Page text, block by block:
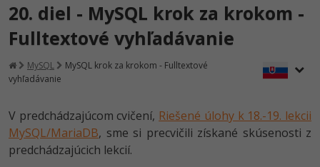
Rekvalifikačné kurzy
hradené úradom práce
Kurzy programovania
Java -80%
C# .NET -80%
Testovanie softvéru
Marketing -30%
Kurzy dizajnu
HTML/CSS -80%
Blog
Médiá
Kariéra
Prihlásiť sa | Registrovať
20. diel - MySQL krok za krokom -
Fulltextové vyhľadávanie
MySQL
MySQL krok za krokom - Fulltextové
vyhľadávanie
V predchádzajúcom cvičení, Riešené úlohy k 18.-19. lekcii
MySQL/MariaDB, sme si precvičili získané skúsenosti z
predchádzajúcich lekcií.